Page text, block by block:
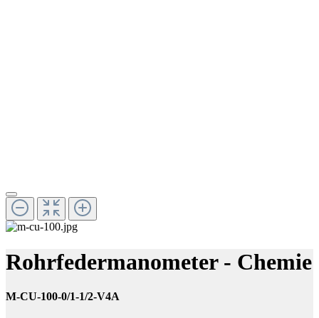
Rohrfedermanometer - Chemie
M-CU-100-0/1-1/2-V4A